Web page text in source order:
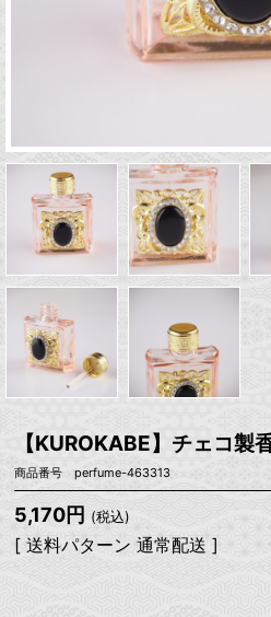
【KUROKABE】チェコ
商品番号 perfume-463313
5,170円 (税込)
[ 送料パターン 通常配送 ]